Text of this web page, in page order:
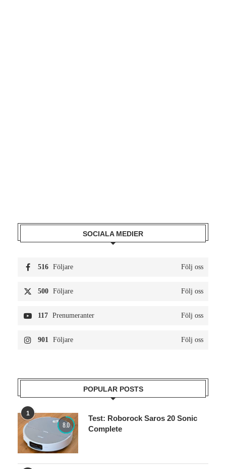
SOCIALA MEDIER
516 Följare Följ oss
500 Följare Följ oss
117 Prenumeranter Följ oss
901 Följare Följ oss
POPULAR POSTS
1
8.0
Test: Roborock Saros 20 Sonic
Complete